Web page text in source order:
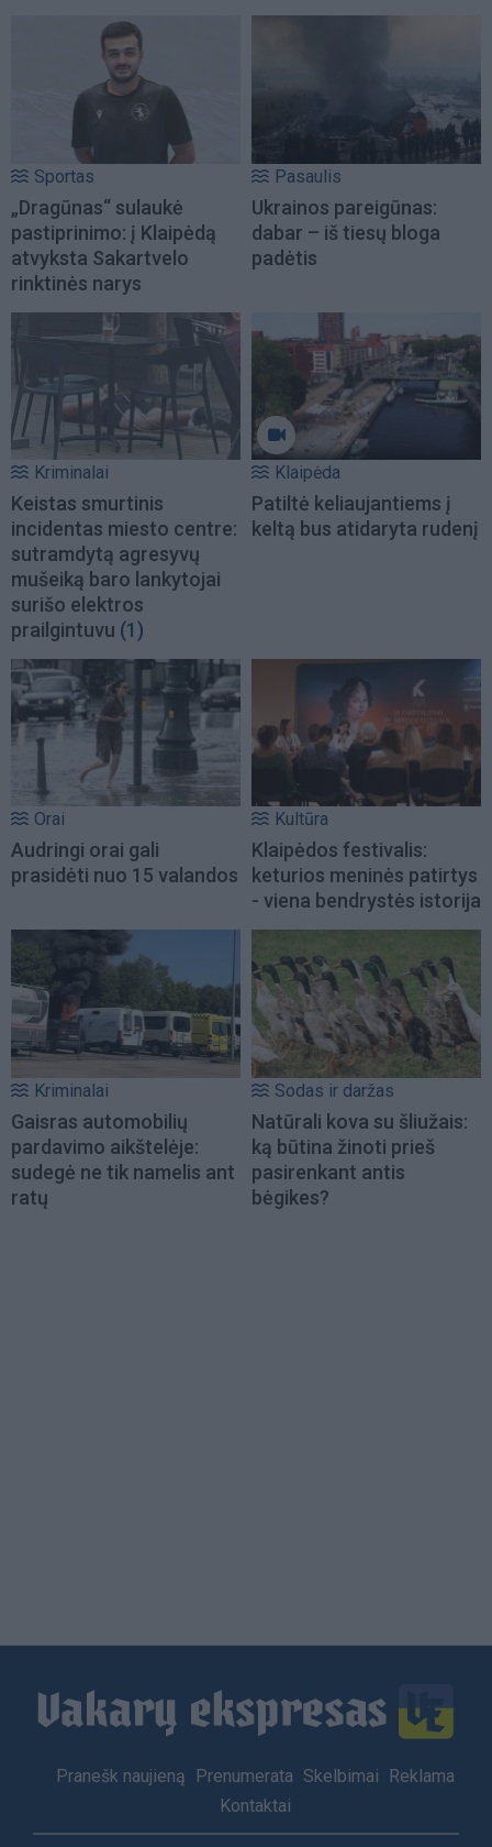
Sportas
„Dragūnas“ sulaukė
pastiprinimo: į Klaipėdą
atvyksta Sakartvelo
rinktinės narys
Pasaulis
Ukrainos pareigūnas:
dabar – iš tiesų bloga
padėtis
Kriminalai
Keistas smurtinis
incidentas miesto centre:
sutramdytą agresyvų
mušeiką baro lankytojai
surišo elektros
prailgintuvu (1)
Klaipėda
Patiltė keliaujantiems į
keltą bus atidaryta rudenį
Orai
Audringi orai gali
prasidėti nuo 15 valandos
Kultūra
Klaipėdos festivalis:
keturios meninės patirtys
- viena bendrystės istorija
Kriminalai
Gaisras automobilių
pardavimo aikštelėje:
sudegė ne tik namelis ant
ratų
Sodas ir daržas
Natūrali kova su šliužais:
ką būtina žinoti prieš
pasirenkant antis
bėgikes?
Footer
Pranešk naujieną Prenumerata Skelbimai
Reklama
Kontaktai